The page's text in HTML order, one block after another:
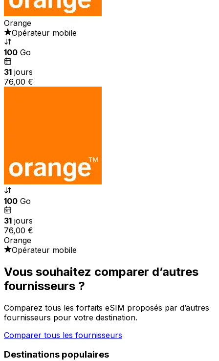
Orange
Opérateur mobile
100 Go
31 jours
76,00 €
100 Go
31 jours
76,00 €
Orange
Opérateur mobile
Vous souhaitez comparer d’autres
fournisseurs ?
Comparez tous les forfaits eSIM proposés par d’autres
fournisseurs pour votre destination.
Comparer tous les fournisseurs
Destinations populaires